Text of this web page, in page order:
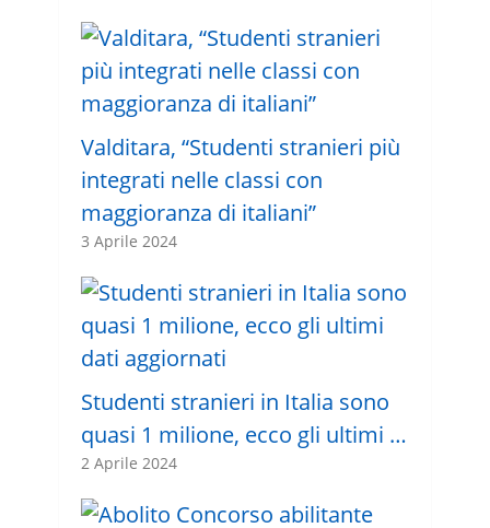
Valditara, “Studenti stranieri più
integrati nelle classi con
maggioranza di italiani”
3 Aprile 2024
Studenti stranieri in Italia sono
quasi 1 milione, ecco gli ultimi …
2 Aprile 2024